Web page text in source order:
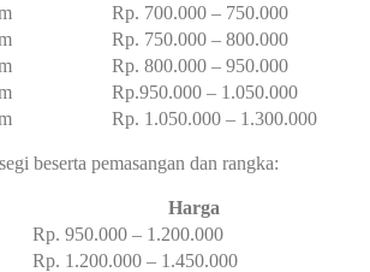
Rp. 700.000 – 750.000
Rp. 750.000 – 800.000
Rp. 800.000 – 950.000
Rp.950.000 – 1.050.000
Rp. 1.050.000 – 1.300.000
beserta pemasangan dan rangka:
Harga
Rp. 950.000 – 1.200.000
Rp. 1.200.000 – 1.450.000